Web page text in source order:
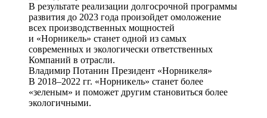
В результате реализации долгосрочной программы
развития до 2023 года произойдет омоложение
всех производственных мощностей
и «Норникель» станет одной из самых
современных и экологически ответственных
Компаний в отрасли.
Владимир Потанин Президент «Норникеля»
В 2018–2022 гг. «Норникель» станет более
«зеленым» и поможет другим становиться более
экологичными.